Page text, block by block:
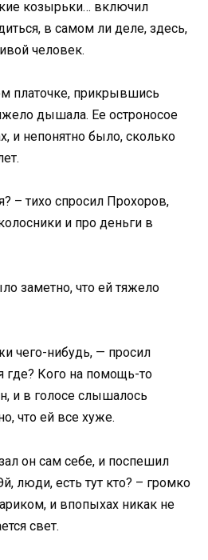
козырьки… включил
в самом ли деле, здесь,
человек.
платочке, прикрывшись
дышала. Ее остроносое
и непонятно было, сколько
– тихо спросил Прохоров,
и про деньги в
заметно, что ей тяжело
чего-нибудь, — просил
где? Кого на помощь-то
и в голосе слышалось
что ей все хуже.
он сам себе, и поспешил
люди, есть тут кто? – громко
и впопыхах никак не
свет.